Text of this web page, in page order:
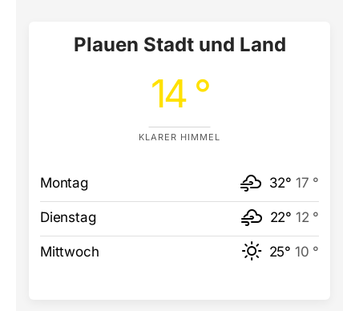
Plauen Stadt und Land
14 °
KLARER HIMMEL
Montag 32° 17 °
Dienstag 22° 12 °
Mittwoch 25° 10 °